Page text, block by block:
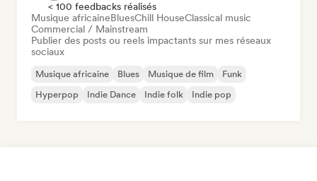
< 100 feedbacks réalisés
Musique africaineBluesChill HouseClassical music
Commercial / Mainstream
Publier des posts ou reels impactants sur mes réseaux
sociaux
Musique africaine Blues Musique de film
Funk
Hyperpop
Indie Dance Indie folk Indie pop